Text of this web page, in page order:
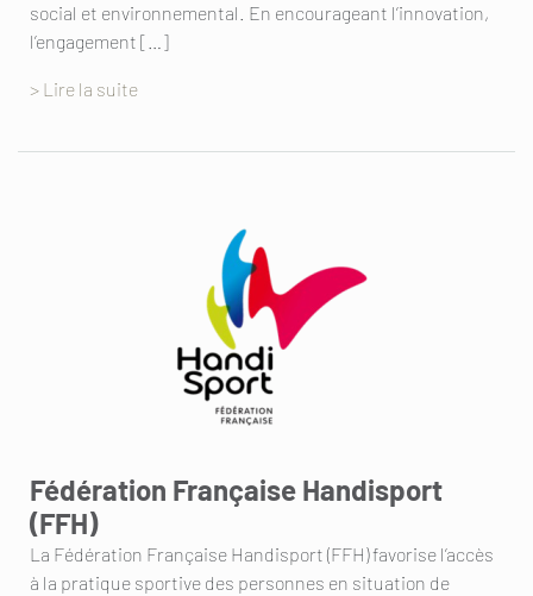
social et environnemental. En encourageant l’innovation,
l’engagement […]
> Lire la suite
Fédération Française Handisport
(FFH)
La Fédération Française Handisport (FFH) favorise l’accès
à la pratique sportive des personnes en situation de